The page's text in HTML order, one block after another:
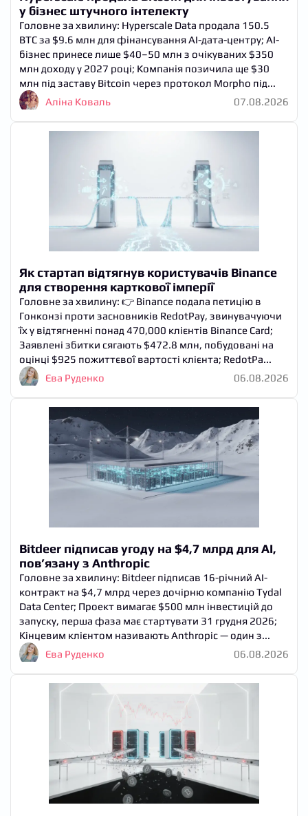
у бізнес штучного інтелекту
Головне за хвилину: Hyperscale Data продала 150.5
BTC за $9.6 млн для фінансування AI-дата-центру; AI-
бізнес принесе лише $40–50 млн з очікуваних $350
млн доходу у 2027 році; Компанія позичила ще $30
млн під заставу Bitcoin через протокол Morpho під...
Аліна Коваль
07.08.2026
Як стартап відтягнув користувачів Binance
для створення карткової імперії
Головне за хвилину: 👉 Binance подала петицію в
Гонконзі проти засновників RedotPay, звинувачуючи
їх у відтягненні понад 470,000 клієнтів Binance Card;
Заявлені збитки сягають $472.8 млн, побудовані на
оцінці $925 пожиттєвої вартості клієнта; RedotPa...
Єва Руденко
06.08.2026
Bitdeer підписав угоду на $4,7 млрд для AI,
пов’язану з Anthropic
Головне за хвилину: Bitdeer підписав 16-річний AI-
контракт на $4,7 млрд через дочірню компанію Tydal
Data Center; Проект вимагає $500 млн інвестицій до
запуску, перша фаза має стартувати 31 грудня 2026;
Кінцевим клієнтом називають Anthropic — один з...
Єва Руденко
06.08.2026